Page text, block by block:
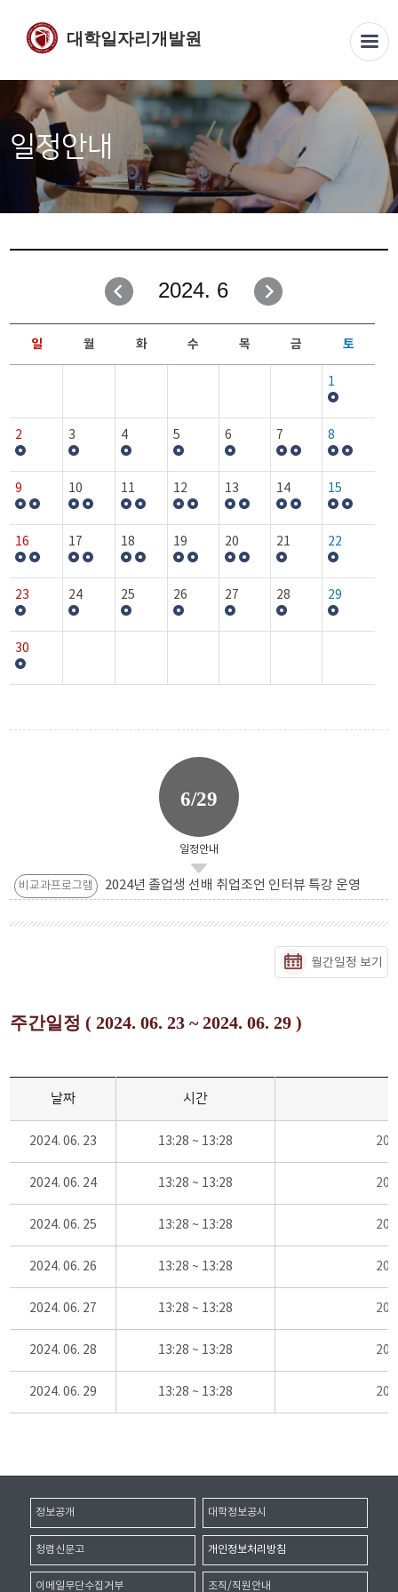
대학일자리개발원
일정안내
2024. 6
일 월 화 수 목 금 토
1
2 3 4 5 6 7 8
9 10 11 12 13 14 15
16 17 18 19 20 21 22
23 24 25 26 27 28 29
30
6/29
일정안내
비교과프로그램 2024년 졸업생 선배 취업조언 인터뷰 특강 운영
월간일정 보기
주간일정 ( 2024. 06. 23 ~ 2024. 06. 29 )
날짜 시간
2024. 06. 23 13:28 ~ 13:28
2024. 06. 24 13:28 ~ 13:28
2024. 06. 25 13:28 ~ 13:28
2024. 06. 26 13:28 ~ 13:28
2024. 06. 27 13:28 ~ 13:28
2024. 06. 28 13:28 ~ 13:28
2024. 06. 29 13:28 ~ 13:28
정보공개 대학정보공시
청렴신문고 개인정보처리방침
이메일무단수집거부 조직/직원안내